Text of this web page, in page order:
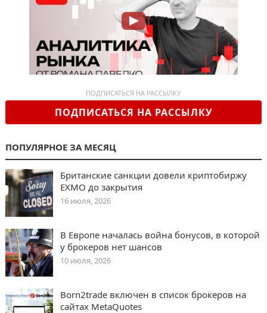
ПОДПИСАТЬСЯ НА РАССЫЛКУ
ПОДПИСАТЬСЯ НА РАССЫЛКУ
ПОПУЛЯРНОЕ ЗА МЕСЯЦ
Британские санкции довели криптобиржу
EXMO до закрытия
16 июля, 2026
В Европе началась война бонусов, в которой
у брокеров нет шансов
10 июля, 2026
Born2trade включен в список брокеров на
сайтах MetaQuotes